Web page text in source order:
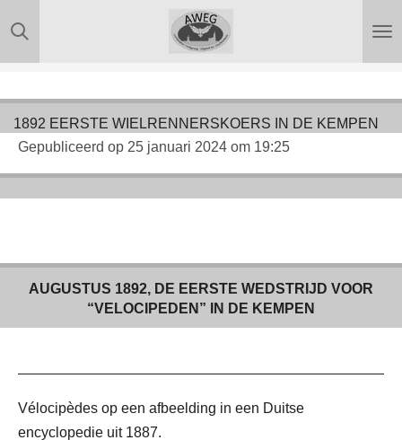
Ga
direct
naar
hoofdinhoud
1892 EERSTE WIELRENNERSKOERS IN DE KEMPEN
Gepubliceerd op 25 januari 2024 om 19:25
AUGUSTUS 1892, DE EERSTE WEDSTRIJD VOOR
“VELOCIPEDEN” IN DE KEMPEN
Vélocipèdes op een afbeelding in een Duitse
encyclopedie uit 1887.